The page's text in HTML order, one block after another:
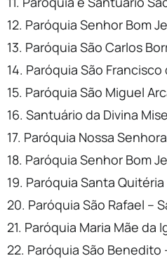
12. Paróquia Senhor Bom
13. Paróquia São Carlos
14. Paróquia São Francisco
15. Paróquia São Miguel
16. Santuário da Divina
17. Paróquia Nossa
18. Paróquia Senhor Bom
19. Paróquia Santa Quitéria
20. Paróquia São Rafael –
21. Paróquia Maria Mãe da
22. Paróquia São Benedito